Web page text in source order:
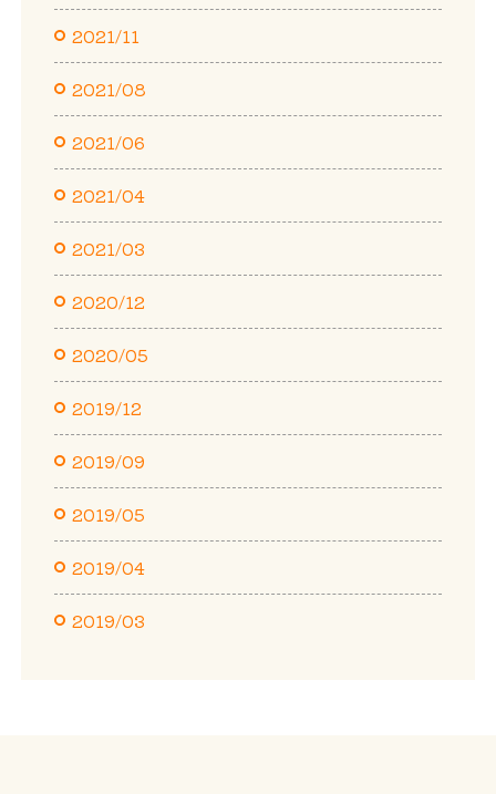
2021/11
2021/08
2021/06
2021/04
2021/03
2020/12
2020/05
2019/12
2019/09
2019/05
2019/04
2019/03